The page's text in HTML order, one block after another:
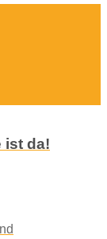
ist da!